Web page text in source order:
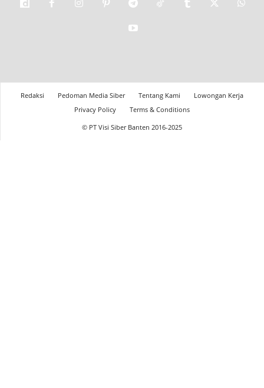
Redaksi Pedoman Media Siber Tentang Kami
Lowongan Kerja
Privacy Policy
Terms & Conditions
© PT Visi Siber Banten 2016-2025